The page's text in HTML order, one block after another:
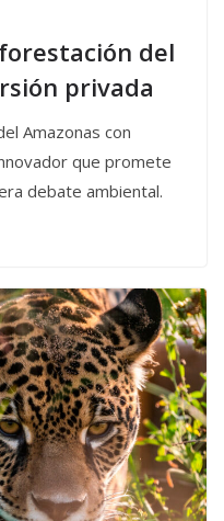
del
privada
Amazonas con
que promete
debate ambiental.